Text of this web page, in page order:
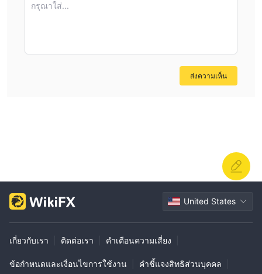
กรุณาใส่...
ส่งความเห็น
United States
เกี่ยวกับเรา ติดต่อเรา คำเตือนความเสี่ยง
ข้อกำหนดและเงื่อนไขการใช้งาน คำชี้แจงสิทธิส่วนบุคคล